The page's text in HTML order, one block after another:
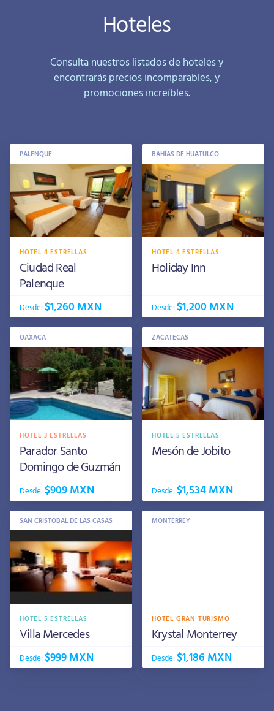
Hoteles
Consulta nuestros listados de hoteles y
encontrarás precios incomparables, y
promociones increíbles.
PALENQUE
HOTEL 4 ESTRELLAS
Ciudad Real
Palenque
Desde:$1,260 MXN
BAHÍAS DE HUATULCO
HOTEL 4 ESTRELLAS
Holiday Inn
Desde:$1,200 MXN
OAXACA
HOTEL 3 ESTRELLAS
Parador Santo
Domingo de Guzmán
Desde:$909 MXN
ZACATECAS
HOTEL 5 ESTRELLAS
Mesón de Jobito
Desde:$1,534 MXN
SAN CRISTOBAL DE LAS CASAS
HOTEL 5 ESTRELLAS
Villa Mercedes
Desde:$999 MXN
MONTERREY
HOTEL GRAN TURISMO
Krystal Monterrey
Desde:$1,186 MXN